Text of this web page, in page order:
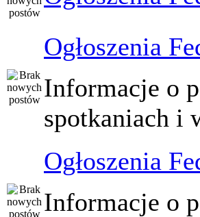
Ogłoszenia
Informacje o
spotkaniach i
Ogłoszenia
Informacje o